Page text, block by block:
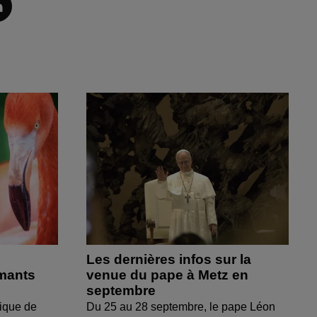
de
Les dernières infos sur la
venue du pape à Metz en
septembre
Du 25 au 28 septembre, le pape Léon